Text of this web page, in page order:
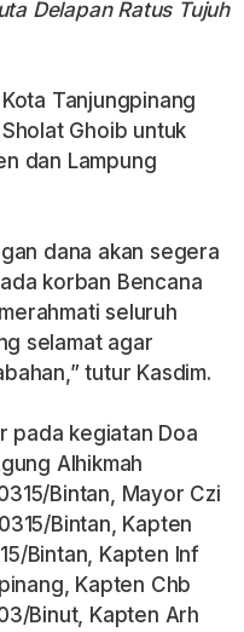
Delapan Ratus Tujuh
Tanjungpinang
Ghoib untuk
dan Lampung
dana akan segera
korban Bencana
seluruh
selamat agar
tutur Kasdim.
pada kegiatan Doa
Alhikmah
Bintan, Mayor Czi
Bintan, Kapten
Bintan, Kapten Inf
Kapten Chb
Binut, Kapten Arh